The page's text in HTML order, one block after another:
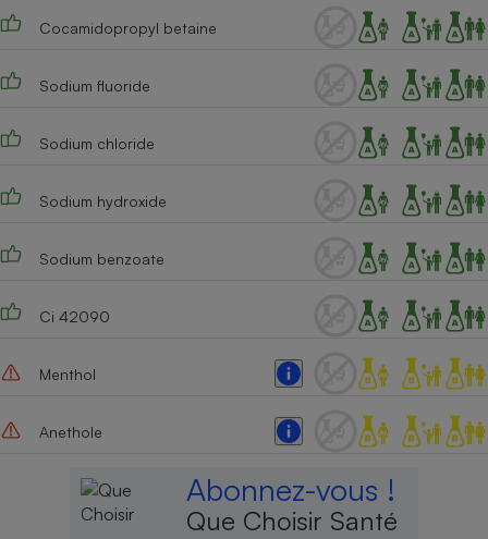
Cocamidopropyl betaine
Sodium fluoride
Sodium chloride
Sodium hydroxide
Sodium benzoate
Ci 42090
Menthol
Anethole
Abonnez-vous !
Que Choisir Santé